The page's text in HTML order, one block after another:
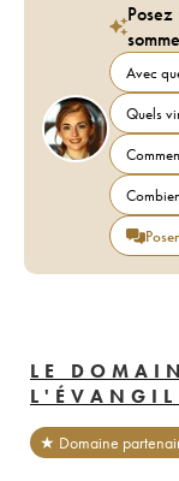
Avec
Quels
LE
★ Domaine